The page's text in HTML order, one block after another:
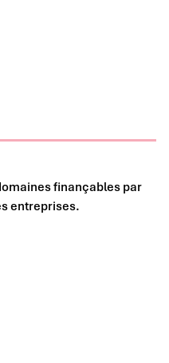
finançables par
entreprises.